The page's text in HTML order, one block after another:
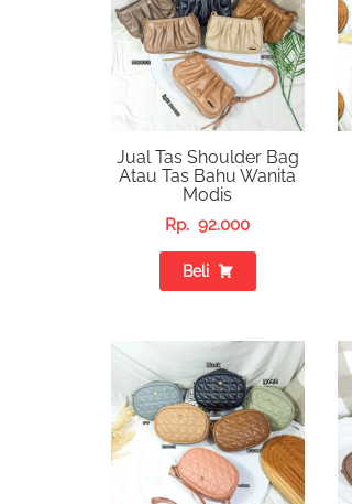
Jual Tas Shoulder Bag
Atau Tas Bahu Wanita
Modis
Rp. 92.000
Beli